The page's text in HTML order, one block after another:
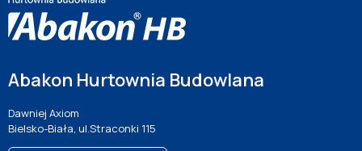
Abakon Hurtownia Budowlana
Dawniej Axiom
Bielsko-Biała, ul.Straconki 115